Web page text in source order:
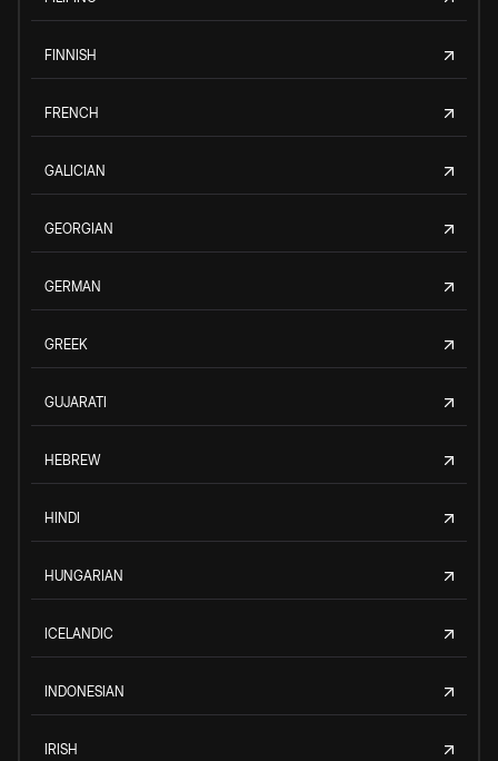
FINNISH
FRENCH
GALICIAN
GEORGIAN
GERMAN
GREEK
GUJARATI
HEBREW
HINDI
HUNGARIAN
ICELANDIC
INDONESIAN
IRISH